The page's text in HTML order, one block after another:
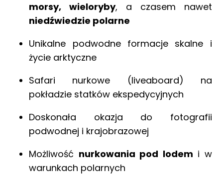
morsy, wieloryby, a czasem nawet
niedźwiedzie polarne
Unikalne podwodne formacje skalne i
życie arktyczne
Safari nurkowe (liveaboard) na
pokładzie statków ekspedycyjnych
Doskonała okazja do fotografii
podwodnej i krajobrazowej
Możliwość nurkowania pod lodem i w
warunkach polarnych